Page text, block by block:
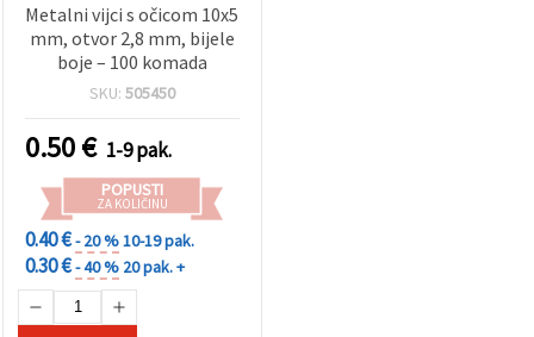
Metalni vijci s očicom 10x5
mm, otvor 2,8 mm, bijele
boje – 100 komada
SKU: 505450
0.50€ 1-9 pak.
POPUSTI
ZA KOLIČINU
0.40 €- 20 %10-19 pak.
0.30 €- 40 % 20 pak. +